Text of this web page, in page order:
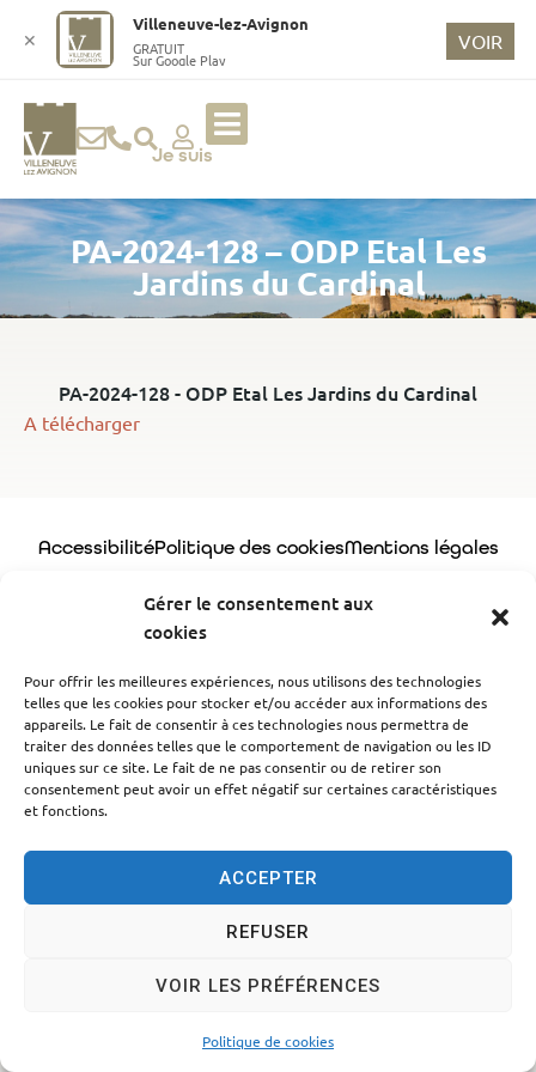
Gérer le consentement aux
cookies
Pour offrir les meilleures expériences, nous utilisons des technologies
telles que les cookies pour stocker et/ou accéder aux informations des
appareils. Le fait de consentir à ces technologies nous permettra de
traiter des données telles que le comportement de navigation ou les ID
uniques sur ce site. Le fait de ne pas consentir ou de retirer son
consentement peut avoir un effet négatif sur certaines caractéristiques
et fonctions.
ACCEPTER
REFUSER
VOIR LES PRÉFÉRENCES
Politique de cookies
ri
n
ci
Je suis
PA-2024-128 – ODP Etal Les
Jardins du Cardinal
PA-2024-128 - ODP Etal Les Jardins du Cardinal
A télécharger
AccessibilitéPolitique des cookiesMentions légales
© 2024 - Propulsé par Utopia
✕
Villeneuve-lez-Avignon
GRATUIT
Sur Google Play
VOIR